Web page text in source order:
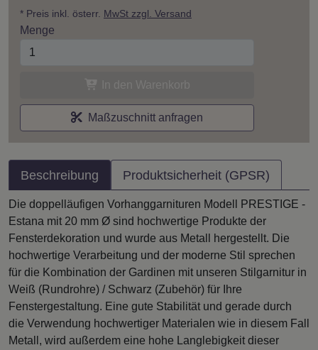
* Preis inkl. österr. MwSt zzgl. Versand
Menge
Maßzuschnitt anfragen
Beschreibung Produktsicherheit (GPSR)
Die doppelläufigen Vorhanggarnituren Modell PRESTIGE -
Estana mit 20 mm Ø sind hochwertige Produkte der
Fensterdekoration und wurde aus Metall hergestellt. Die
hochwertige Verarbeitung und der moderne Stil sprechen
für die Kombination der Gardinen mit unseren Stilgarnitur in
Weiß (Rundrohre) / Schwarz (Zubehör) für Ihre
Fenstergestaltung. Eine gute Stabilität und gerade durch
die Verwendung hochwertiger Materialen wie in diesem Fall
Metall, wird außerdem eine hohe Langlebigkeit dieser